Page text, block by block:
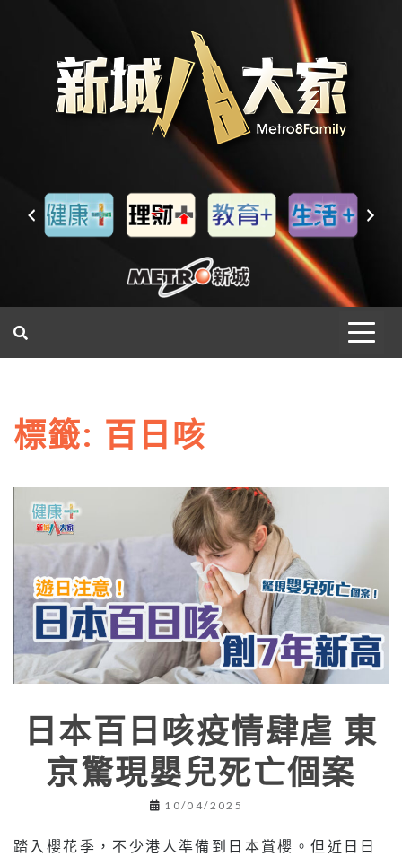
標籤: 百日咳
日本百日咳疫情肆虐 東
京驚現嬰兒死亡個案
10/04/2025
踏入櫻花季，不少港人準備到日本賞櫻。但近日日